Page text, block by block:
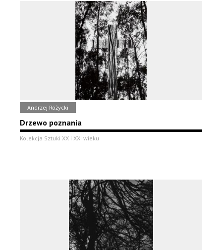
Andrzej Różycki
Drzewo poznania
Kolekcja Sztuki XX i XXI wieku